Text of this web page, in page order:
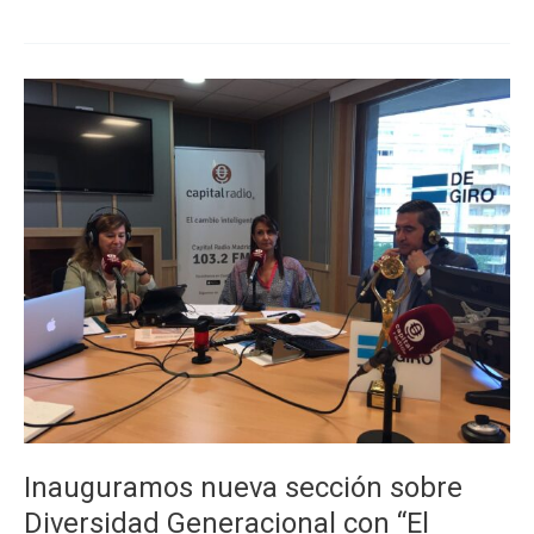
la
de
la
diversidad
generacional
las
organizaciones
Inauguramos nueva sección sobre
Diversidad Generacional con “El